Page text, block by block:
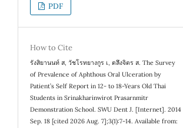
PDF
How to Cite
รังสิยานนท์ ส, วัชโรทยางกูร เ, ตลึงจิตร ส. The Survey
of Prevalence of Aphthous Oral Ulceration by
Patient’s Self Report in 12- to 18-Years Old Thai
Students in Srinakharinwirot Prasarnmitr
Demonstration School. SWU Dent J. [Internet]. 2014
Sep. 18 [cited 2026 Aug. 7];3(1):7-14. Available from: